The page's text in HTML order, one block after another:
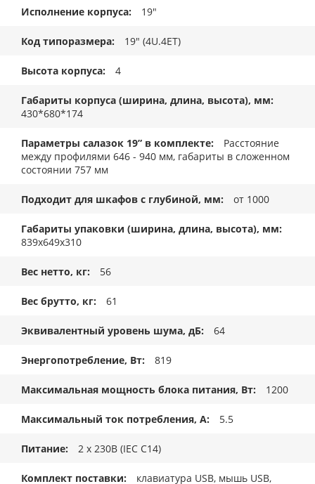
Исполнение корпуса 19"
Код типоразмера 19" (4U.4ET)
Высота корпуса 4
Габариты корпуса (ширина, длина, высота), мм
430*680*174
Параметры салазок 19” в комплекте
Расстояние
между профилями 646 - 940 мм, габариты в сложенном
состоянии 757 мм
Подходит для шкафов с глубиной, мм от 1000
Габариты упаковки (ширина, длина, высота), мм
839x649x310
Вес нетто, кг 56
Вес брутто, кг 61
Эквивалентный уровень шума, дБ 64
Энергопотребление, Вт 819
Максимальная мощность блока питания, Вт 1200
Максимальный ток потребления, А 5.5
Питание 2 x 230В (IEC C14)
Комплект поставки
клавиатура USB, мышь USB,